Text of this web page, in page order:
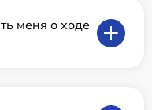
меня о ходе